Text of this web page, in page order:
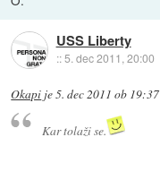
USS Liberty
::5. dec 2011, 20:00
Okapi je5. dec 2011 ob 19:37
Kar tolaži se.